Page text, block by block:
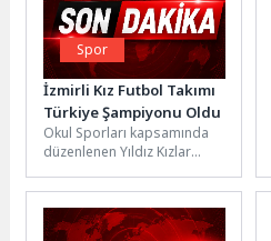
Spor
İzmirli Kız Futbol Takımı
Türkiye Şampiyonu Oldu
Okul Sporları kapsamında
düzenlenen Yıldız Kızlar
adına büyük bir başarıya
sahne...